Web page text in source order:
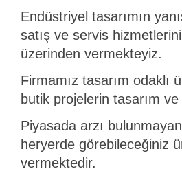
Endüstriyel tasarımın
satış ve servis
üzerinden vermekteyiz.
Firmamız tasarım
butik projelerin tasarım
Piyasada arzı
heryerde görebileceğiniz
vermektedir.